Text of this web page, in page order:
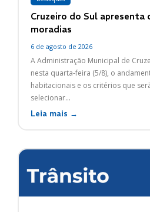
Cruzeiro do Sul apresenta
moradias
6 de agosto de 2026
A Administração Municipal de
nesta quarta-feira (5/8), o
habitacionais e os critérios que
selecionar...
Leia mais →